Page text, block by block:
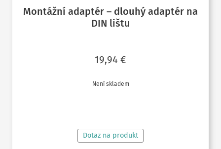
Montážní adaptér – dlouhý adaptér na
DIN lištu
19,94 €
Není skladem
Dotaz na produkt